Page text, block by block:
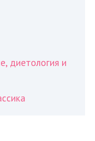
диетология и